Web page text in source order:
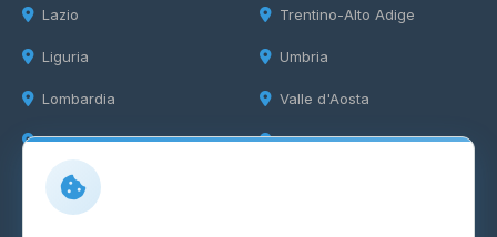
Lazio
Liguria
Lombardia
Marche
Trentino-Alto Adige
Umbria
Valle d'Aosta
Veneto
Info